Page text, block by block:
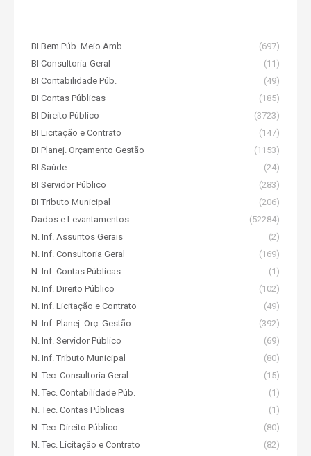
BI Bem Púb. Meio Amb.
(697)
BI Consultoria-Geral
(11)
BI Contabilidade Púb.
(49)
BI Contas Públicas
(185)
BI Direito Público
(3723)
BI Licitação e Contrato
(147)
BI Planej. Orçamento Gestão
(1153)
BI Saúde
(24)
BI Servidor Público
(283)
BI Tributo Municipal
(206)
Dados e Levantamentos
(52284)
N. Inf. Assuntos Gerais
(2)
N. Inf. Consultoria Geral
(169)
N. Inf. Contas Públicas
(1)
N. Inf. Direito Público
(102)
N. Inf. Licitação e Contrato
(49)
N. Inf. Planej. Orç. Gestão
(392)
N. Inf. Servidor Público
(69)
N. Inf. Tributo Municipal
(80)
N. Tec. Consultoria Geral
(15)
N. Tec. Contabilidade Púb.
(1)
N. Tec. Contas Públicas
(1)
N. Tec. Direito Público
(80)
N. Tec. Licitação e Contrato
(82)